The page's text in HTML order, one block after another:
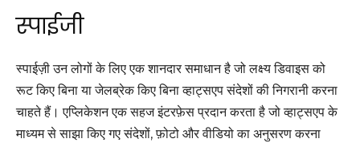
स्पाईजी
स्पाईज़ी उन लोगों के लिए एक शानदार समाधान है जो लक्ष्य डिवाइस को
रूट किए बिना या जेलब्रेक किए बिना व्हाट्सएप संदेशों की निगरानी करना
चाहते हैं। एप्लिकेशन एक सहज इंटरफ़ेस प्रदान करता है जो व्हाट्सएप के
माध्यम से साझा किए गए संदेशों, फ़ोटो और वीडियो का अनुसरण करना